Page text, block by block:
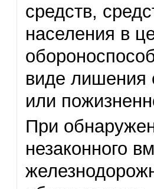
средств,
населения в
виде лишения
или
При
незаконного